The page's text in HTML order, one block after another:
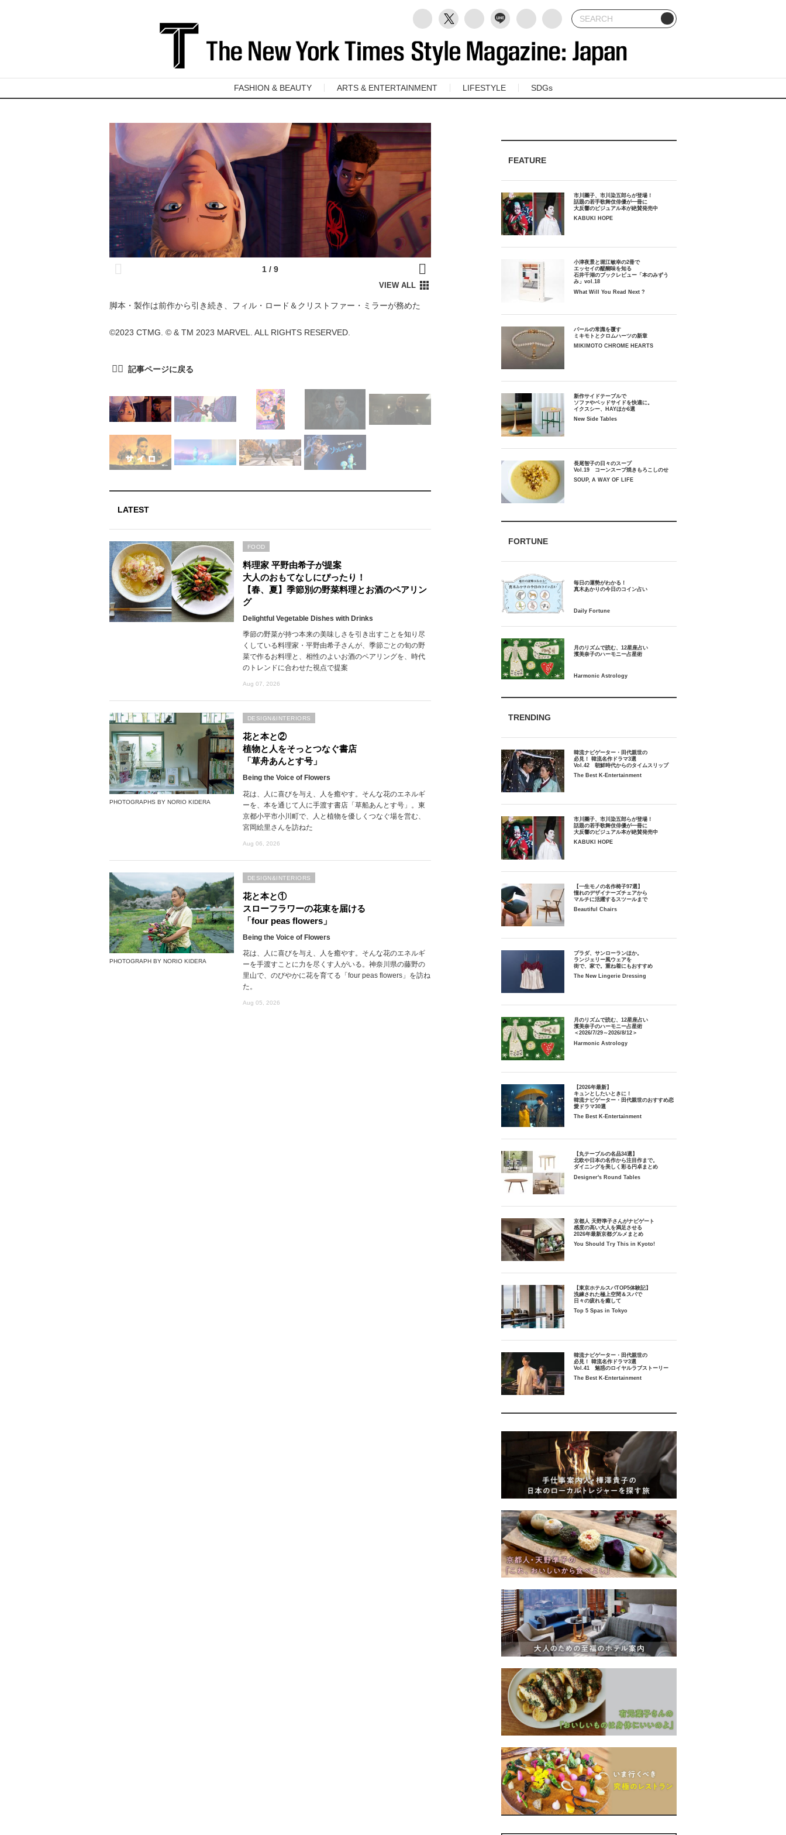
FASHION & BEAUTY ARTS & ENTERTAINMENT LIFESTYLE SDGs
脚本・製作は前作から引き続き、フィル・ロード＆クリストファー・ミラーが務めた
©2023 CTMG. © & TM 2023 MARVEL. ALL RIGHTS RESERVED.
LATEST
料理家 平野由希子が提案
大人のおもてなしにぴったり！
【春、夏】季節別の野菜料理とお酒のペアリン
グ
Delightful Vegetable Dishes with Drinks
季節の野菜が持つ本来の美味しさを引き出すことを知り尽
くしている料理家・平野由希子さんが、季節ごとの旬の野
菜で作るお料理と、相性のよいお酒のペアリングを、時代
のトレンドに合わせた視点で提案
Aug 07, 2026
FOOD
PHOTOGRAPHS BY NORIO KIDERA
花と本と②
植物と人をそっとつなぐ書店
「草舟あんとす号」
Being the Voice of Flowers
花は、人に喜びを与え、人を癒やす。そんな花のエネルギ
ーを、本を通じて人に手渡す書店「草船あんとす号」。東
京都小平市小川町で、人と植物を優しくつなぐ場を営む、
宮岡絵里さんを訪ねた
Aug 06, 2026
DESIGN&INTERIORS
PHOTOGRAPH BY NORIO KIDERA
花と本と①
スローフラワーの花束を届ける
「four peas flowers」
Being the Voice of Flowers
花は、人に喜びを与え、人を癒やす。そんな花のエネルギ
ーを手渡すことに力を尽くす人がいる。神奈川県の藤野の
里山で、のびやかに花を育てる「four peas flowers」を訪ね
た。
Aug 05, 2026
DESIGN&INTERIORS
FEATURE
市川團子、市川染五郎らが登場！
話題の若手歌舞伎俳優が一冊に
大反響のビジュアル本が絶賛発売中
KABUKI HOPE
小津夜景と堀江敏幸の2冊で
エッセイの醍醐味を知る
石井千湖のブックレビュー「本のみずう
み」vol.18
What Will You Read Next ?
パールの常識を覆す
ミキモトとクロムハーツの新章
MIKIMOTO CHROME HEARTS
新作サイドテーブルで
ソファやベッドサイドを快適に。
イクスシー、HAYほか6選
New Side Tables
長尾智子の日々のスープ
Vol.19 コーンスープ焼きもろこしのせ
SOUP, A WAY OF LIFE
FORTUNE
毎日の運勢がわかる！
月のリズムで読む、12星座占い
TRENDING
韓流ナビゲーター・田代親世の
必見！ 韓流名作ドラマ3選
Vol.42 朝鮮時代からのタイムスリップ
The Best K-Entertainment
市川團子、市川染五郎らが登場！
話題の若手歌舞伎俳優が一冊に
大反響のビジュアル本が絶賛発売中
KABUKI HOPE
【一生モノの名作椅子97選】
憧れのデザイナーズチェアから
マルチに活躍するスツールまで
Beautiful Chairs
プラダ、サンローランほか。
ランジェリー風ウェアを
街で、家で。重ね着にもおすすめ
The New Lingerie Dressing
月のリズムで読む、12星座占い
濱美奈子のハーモニー占星術
＜2026/7/29～2026/8/12＞
Harmonic Astrology
【2026年最新】
キュンとしたいときに！
韓流ナビゲーター・田代親世のおすすめ恋
愛ドラマ30選
The Best K-Entertainment
【丸テーブルの名品34選】
北欧や日本の名作から注目作まで。
ダイニングを美しく彩る円卓まとめ
Designer's Round Tables
京都人 天野準子さんがナビゲート
感度の高い大人を満足させる
2026年最新京都グルメまとめ
You Should Try This in Kyoto!
【東京ホテルスパTOP5体験記】
洗練された極上空間＆スパで
日々の疲れを癒して
Top 5 Spas in Tokyo
韓流ナビゲーター・田代親世の
必見！ 韓流名作ドラマ3選
Vol.41 魅惑のロイヤルラブストーリー
The Best K-Entertainment